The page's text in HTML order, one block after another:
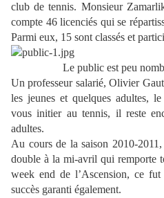
club de tennis. Monsieur
compte 46 licenciés qui se
Parmi eux, 15 sont classés et
Le public est peu
Un professeur salarié, Olivier
les jeunes et quelques adultes,
vous initier au tennis, il reste
adultes.
Au cours de la saison 2010-2011,
double à la mi-avril qui remporte
week end de l’Ascension, ce
succès garanti également.